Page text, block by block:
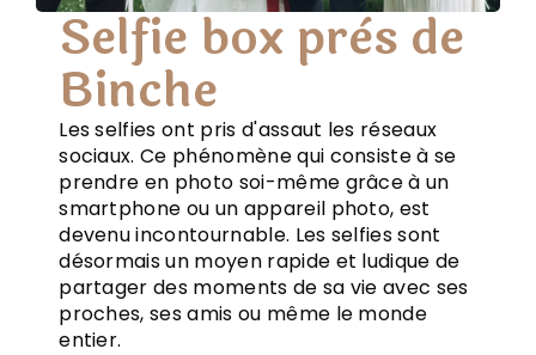
Selfie box près de
Binche
Les selfies ont pris d'assaut les réseaux
sociaux. Ce phénomène qui consiste à se
prendre en photo soi-même grâce à un
smartphone ou un appareil photo, est
devenu incontournable. Les selfies sont
désormais un moyen rapide et ludique de
partager des moments de sa vie avec ses
proches, ses amis ou même le monde
entier.